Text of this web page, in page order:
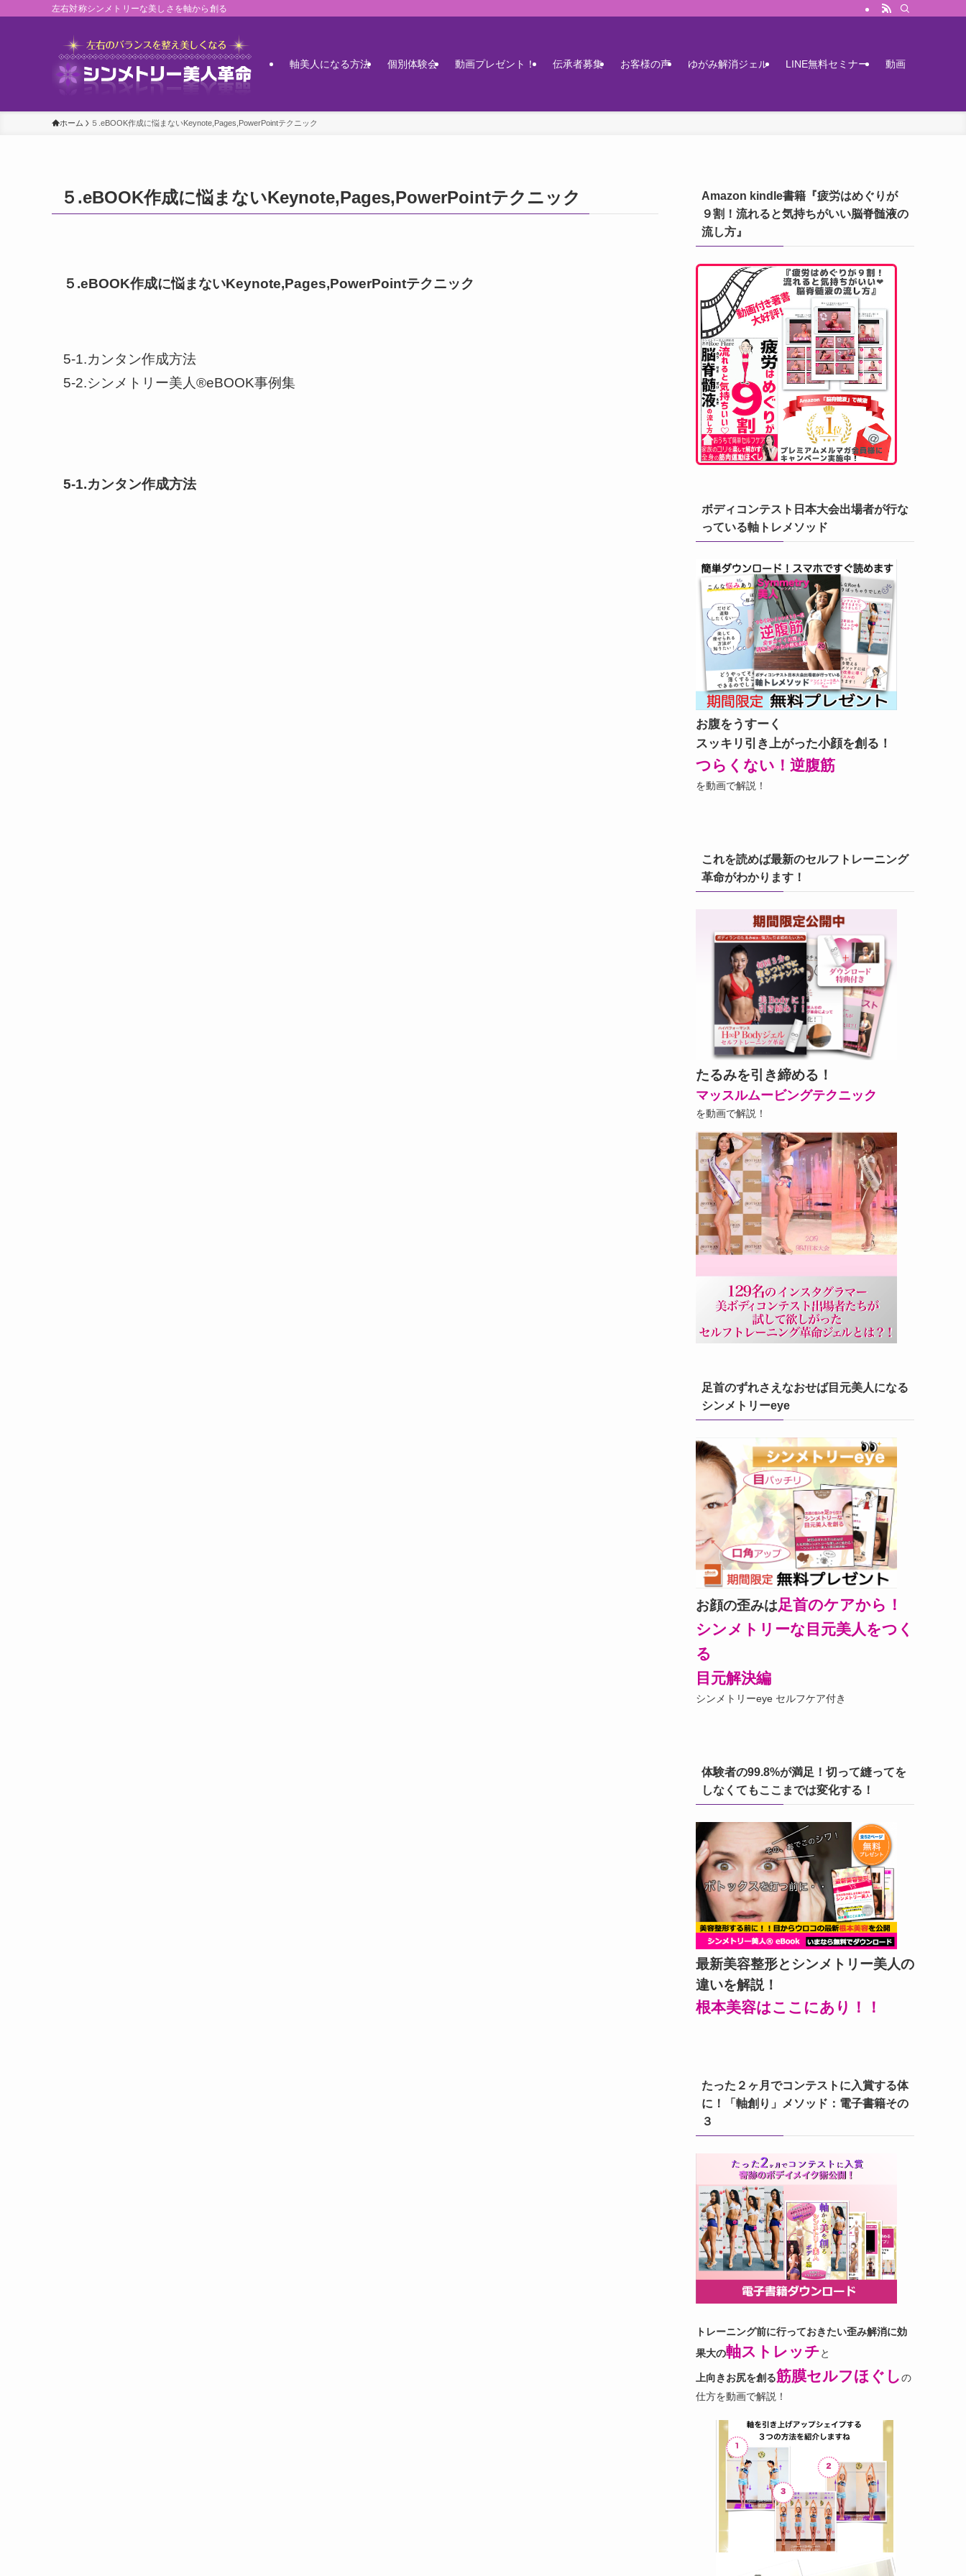
左右対称シンメトリーな美しさを軸から創る
軸美人になる方法 個別体験会 動画プレゼント！ 伝承者募集 お客様の声 ゆがみ解消ジェル LINE無料セミナー 動画
ホーム ５.eBOOK作成に悩まないKeynote,Pages,PowerPointテクニック
５.eBOOK作成に悩まないKeynote,Pages,PowerPointテクニック
５.eBOOK作成に悩まないKeynote,Pages,PowerPointテクニック
5-1.カンタン作成方法
5-2.シンメトリー美人®️eBOOK事例集
5-1.カンタン作成方法
Amazon kindle書籍『疲労はめぐりが
９割！流れると気持ちがいい脳脊髄液の
流し方』
ボディコンテスト日本大会出場者が行な
っている軸トレメソッド
お腹をうすーく
スッキリ引き上がった小顔を創る！
つらくない！逆腹筋
を動画で解説！
これを読めば最新のセルフトレーニング
革命がわかります！
たるみを引き締める！
マッスルムービングテクニック
を動画で解説！
足首のずれさえなおせば目元美人になる
シンメトリーeye
お顔の歪みは足首のケアから！
シンメトリーな目元美人をつく
る
目元解決編
シンメトリーeye セルフケア付き
体験者の99.8%が満足！切って縫ってを
しなくてもここまでは変化する！
最新美容整形とシンメトリー美人の
違いを解説！
根本美容はここにあり！！
たった２ヶ月でコンテストに入賞する体
に！「軸創り」メソッド：電子書籍その
３
トレーニング前に行っておきたい歪み解消に効
果大の軸ストレッチと
上向きお尻を創る筋膜セルフほぐしの
仕方を動画で解説！